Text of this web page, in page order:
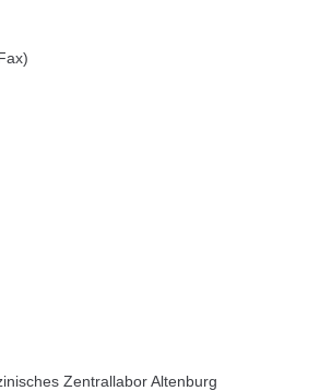
Zentrallabor Altenburg